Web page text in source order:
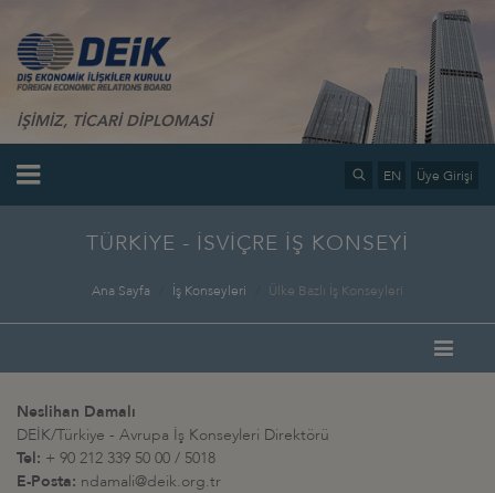
İŞİMİZ, TİCARİ DİPLOMASİ
EN Üye Girişi
TÜRKİYE - İSVİÇRE İŞ KONSEYİ
Ana Sayfa İş Konseyleri Ülke Bazlı İş Konseyleri
Neslihan Damalı
DEİK/Türkiye - Avrupa İş Konseyleri Direktörü
Tel: + 90 212 339 50 00 / 5018
E-Posta: ndamali@deik.org.tr